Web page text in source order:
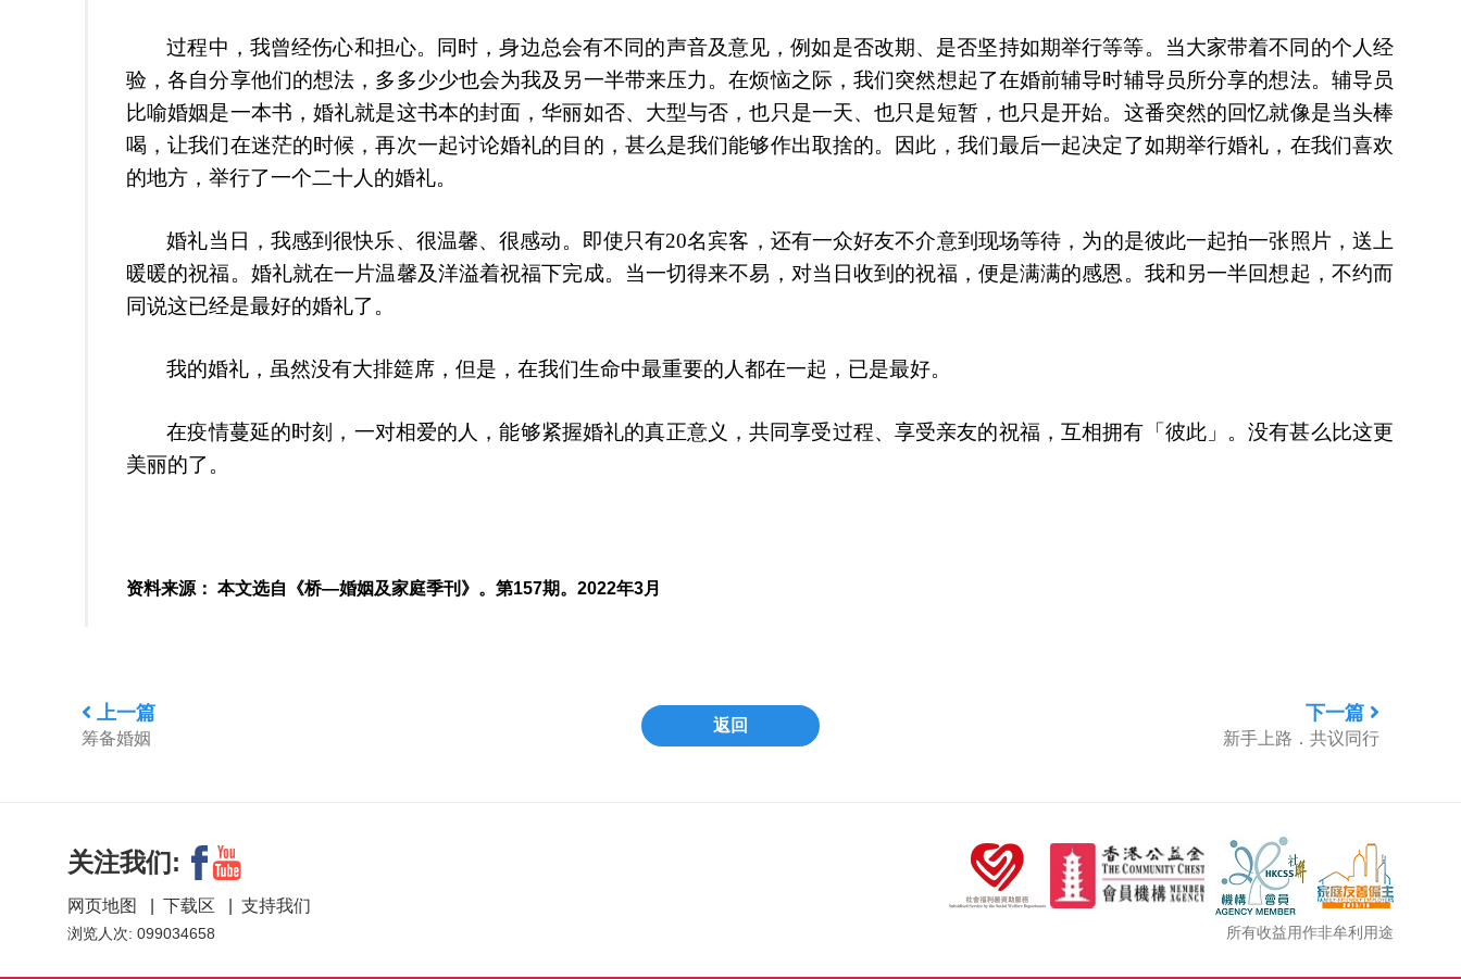
过程中，我曾经伤心和担心。同时，身边总会有不同的声音及意见，例如是否改期、是否坚持如期举行等等。当大家带着不同的个人经
验，各自分享他们的想法，多多少少也会为我及另一半带来压力。在烦恼之际，我们突然想起了在婚前辅导时辅导员所分享的想法。辅导员
比喻婚姻是一本书，婚礼就是这书本的封面，华丽如否、大型与否，也只是一天、也只是短暂，也只是开始。这番突然的回忆就像是当头棒
喝，让我们在迷茫的时候，再次一起讨论婚礼的目的，甚么是我们能够作出取捨的。因此，我们最后一起决定了如期举行婚礼，在我们喜欢
的地方，举行了一个二十人的婚礼。
婚礼当日，我感到很快乐、很温馨、很感动。即使只有20名宾客，还有一众好友不介意到现场等待，为的是彼此一起拍一张照片，送上
暖暖的祝福。婚礼就在一片温馨及洋溢着祝福下完成。当一切得来不易，对当日收到的祝福，便是满满的感恩。我和另一半回想起，不约而
同说这已经是最好的婚礼了。
我的婚礼，虽然没有大排筵席，但是，在我们生命中最重要的人都在一起，已是最好。
在疫情蔓延的时刻，一对相爱的人，能够紧握婚礼的真正意义，共同享受过程、享受亲友的祝福，互相拥有「彼此」。没有甚么比这更
美丽的了。
资料来源： 本文选自《桥—婚姻及家庭季刊》。第157期。2022年3月
上一篇
筹备婚姻
返回
下一篇
新手上路．共议同行
所有收益用作非牟利用途
关注我们:
网页地图 下载区 支持我们
浏览人次: 099034658